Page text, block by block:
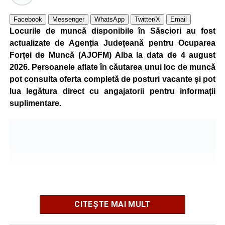
Kronospan se numără printre cei mai mari consumatori de
energie electrică din România. O parte din necesarul
energetic este acoperită prin producția proprie de energie,
realizată cu ajutorul panourilor fotovoltaice și al unităților
de cogenerare.
Reprezentanții companiei afirmă că vor continua
colaborarea cu autoritățile și operatorii din domeniul
energetic pentru a contribui la depășirea perioadei dificile
Facebook Messenger WhatsApp Twitter/X Email
Locurile de muncă disponibile în Săsciori au fost
actualizate de Agenția Județeană pentru Ocuparea
Forței de Muncă (AJOFM) Alba la data de 4 august
2026. Persoanele aflate în căutarea unui loc de muncă
pot consulta oferta completă de posturi vacante și pot
lua legătura direct cu angajatorii pentru informații
suplimentare.
CITEȘTE MAI MULT